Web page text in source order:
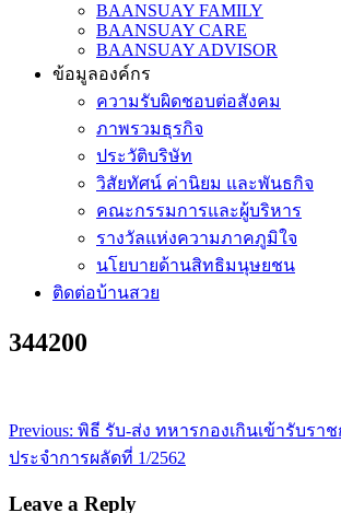
BAANSUAY FAMILY
BAANSUAY CARE
BAANSUAY ADVISOR
ข้อมูลองค์กร
ความรับผิดชอบต่อสังคม
ภาพรวมธุรกิจ
ประวัติบริษัท
วิสัยทัศน์ ค่านิยม และพันธกิจ
คณะกรรมการและผู้บริหาร
รางวัลแห่งความภาคภูมิใจ
นโยบายด้านสิทธิมนุษยชน
ติดต่อบ้านสวย
344200
Post
navigation
Previous: พิธี รับ-ส่ง ทหารกองเกินเข้ารับรา
ประจำการผลัดที่ 1/2562
Leave a Reply